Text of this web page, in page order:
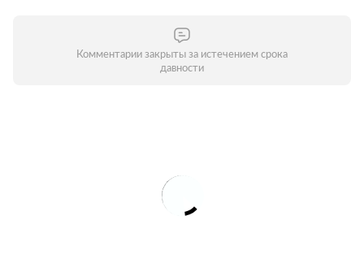
Комментарии закрыты за истечением срока
давности